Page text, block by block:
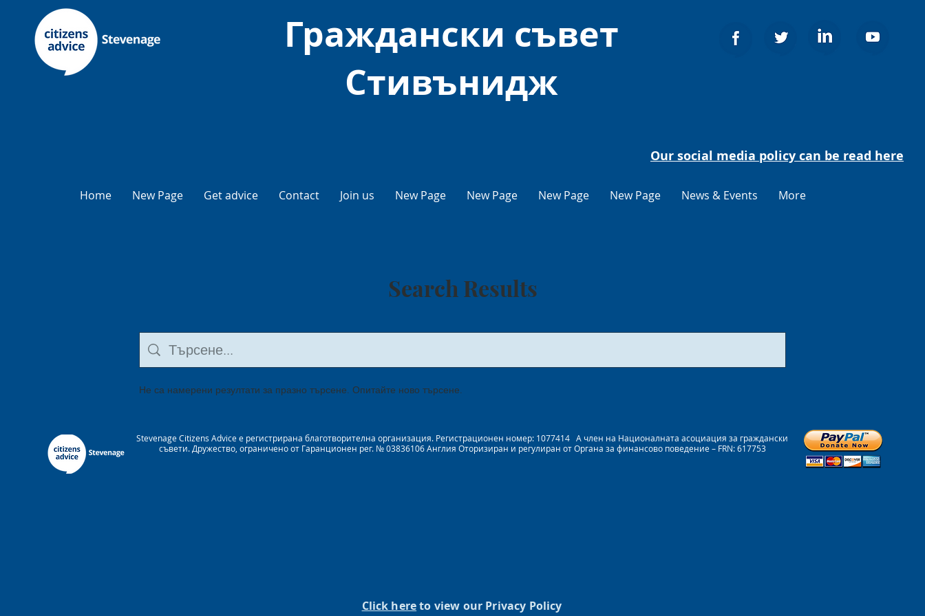
Граждански съвет
Стивънидж
Our social media policy can be read here
Home New Page Get advice Contact Join us New Page New Page New Page New Page News & Events More
Search Results
Не са намерени резултати за празно търсене. Опитайте ново търсене.
Stevenage Citizens Advice е регистрирана благотворителна организация. Регистрационен номер: 1077414 A член на Националната асоциация за граждански
съвети. Дружество, ограничено от Гаранционен рег. № 03836106 Англия Оторизиран и регулиран от Органа за финансово поведение – FRN: 617753
Click hereto view our Privacy Policy